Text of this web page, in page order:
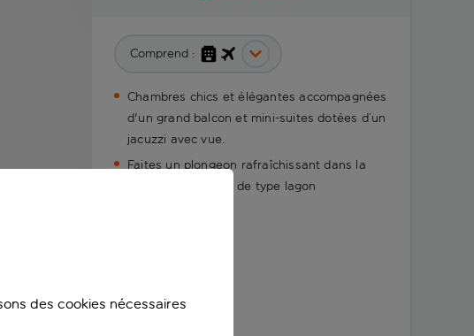
Comprend :
Chambres chics et élégantes accompagnées
d'un grand balcon et mini-suites dotées d’un
jacuzzi avec vue.
Faites un plongeon rafraîchissant dans la
piscine scintillante de type lagon
des cookies nécessaires